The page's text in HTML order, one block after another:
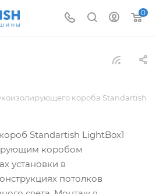
0
короба Standartish
Standartish LightBox1
коробом
установки в
потолков